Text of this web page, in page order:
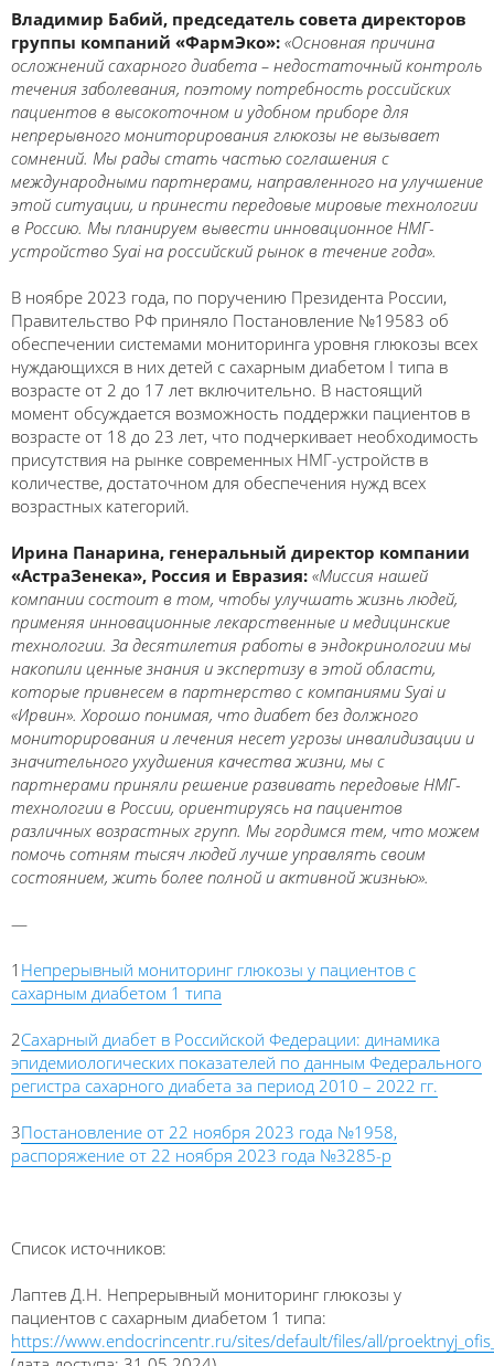
Владимир Бабий, председатель совета директоров
группы компаний «ФармЭко»: «Основная причина
осложнений сахарного диабета – недостаточный контроль
течения заболевания, поэтому потребность российских
пациентов в высокоточном и удобном приборе для
непрерывного мониторирования глюкозы не вызывает
сомнений. Мы рады стать частью соглашения с
международными партнерами, направленного на улучшение
этой ситуации, и принести передовые мировые технологии
в Россию. Мы планируем вывести инновационное НМГ-
устройство Syai на российский рынок в течение года».
В ноябре 2023 года, по поручению Президента России,
Правительство РФ приняло Постановление №19583 об
обеспечении системами мониторинга уровня глюкозы всех
нуждающихся в них детей с сахарным диабетом I типа в
возрасте от 2 до 17 лет включительно. В настоящий
момент обсуждается возможность поддержки пациентов в
возрасте от 18 до 23 лет, что подчеркивает необходимость
присутствия на рынке современных НМГ-устройств в
количестве, достаточном для обеспечения нужд всех
возрастных категорий.
Ирина Панарина, генеральный директор компании
«АстраЗенека», Россия и Евразия: «Миссия нашей
компании состоит в том, чтобы улучшать жизнь людей,
применяя инновационные лекарственные и медицинские
технологии. За десятилетия работы в эндокринологии мы
накопили ценные знания и экспертизу в этой области,
которые привнесем в партнерство с компаниями Syai и
«Ирвин». Хорошо понимая, что диабет без должного
мониторирования и лечения несет угрозы инвалидизации и
значительного ухудшения качества жизни, мы с
партнерами приняли решение развивать передовые НМГ-
технологии в России, ориентируясь на пациентов
различных возрастных групп. Мы гордимся тем, что можем
помочь сотням тысяч людей лучше управлять своим
состоянием, жить более полной и активной жизнью».
—
1 Непрерывный мониторинг глюкозы у пациентов с
сахарным диабетом 1 типа
2Сахарный диабет в Российской Федерации: динамика
эпидемиологических показателей по данным Федерального
регистра сахарного диабета за период 2010 – 2022 гг.
3Постановление от 22 ноября 2023 года №1958,
распоряжение от 22 ноября 2023 года №3285-р
Список источников:
Лаптев Д.Н. Непрерывный мониторинг глюкозы у
пациентов с сахарным диабетом 1 типа:
https://www.endocrincentr.ru/sites/default/files/all/